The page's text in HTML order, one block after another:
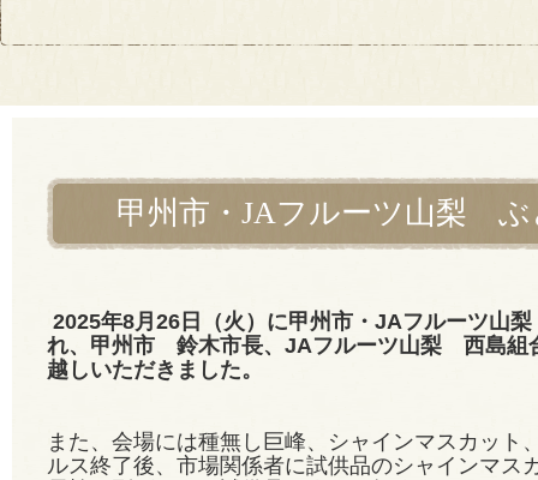
甲州市・JAフルーツ山梨
2025年8月26日（火）に甲州市・JAフルーツ山
れ、甲州市 鈴木市長、JAフルーツ山梨 西島組
越しいただきました。
また、会場には種無し巨峰、シャインマスカット
ルス終了後、市場関係者に試供品のシャインマス